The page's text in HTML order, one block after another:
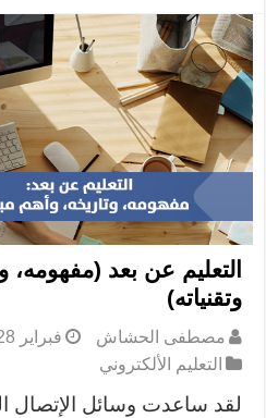
التعليم عن بعد (مفهومه،
وتقنياته)
مصطفى الحشاش
فبراير 28, 2019
التعليم الألكتروني
لقد ساعدت وسائل الإتصال